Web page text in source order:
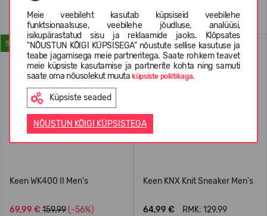
Meie veebileht kasutab küpsiseid veebilehe
funktsionaalsuse, veebilehe jõudluse, analüüsi,
isikupärastatud sisu ja reklaamide jaoks. Klõpsates
"NÕUSTUN KÕIGI KÜPSISEGA" nõustute sellise kasutuse ja
teabe jagamisega meie partneritega. Saate rohkem teavet
meie küpsiste kasutamise ja partnerite kohta ning samuti
saate oma nõusolekut muutaküpsiste poliitikaga.
Küpsiste seaded
NÕUSTUN KÕIGI KÜPSISTEGA
SUVEKS
Keen WK400 II Men's
69,99 € 159.99 (-56%)
Keen KNX Knit Sneaker Men's
64,99 € RMK: 129.99